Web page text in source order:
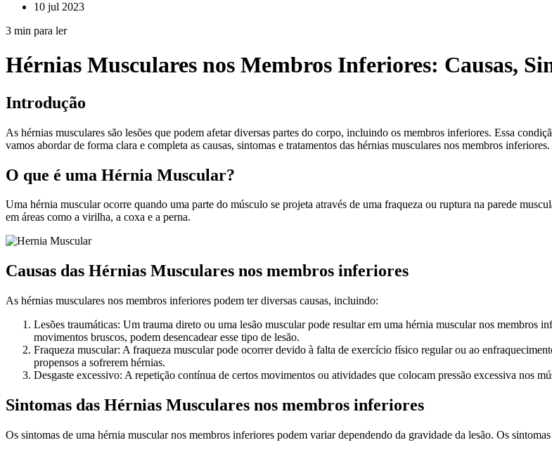
10 jul 2023
3 min para ler
Hérnias Musculares nos Membros Inferiores: Causas,
Introdução
As hérnias musculares são lesões que podem afetar diversas partes do corpo, incluindo os membros inferiores. Essa
vamos abordar de forma clara e completa as causas, sintomas e tratamentos das hérnias musculares nos membros
O que é uma Hérnia Muscular?
Uma hérnia muscular ocorre quando uma parte do músculo se projeta através de uma fraqueza ou ruptura na parede
em áreas como a virilha, a coxa e a perna.
Causas das Hérnias Musculares nos membros inferiores
As hérnias musculares nos membros inferiores podem ter diversas causas, incluindo:
Lesões traumáticas: Um trauma direto ou uma lesão muscular pode resultar em uma hérnia muscular nos membros
movimentos bruscos, podem desencadear esse tipo de lesão.
Fraqueza muscular: A fraqueza muscular pode ocorrer devido à falta de exercício físico regular ou ao
propensos a sofrerem hérnias.
Desgaste excessivo: A repetição contínua de certos movimentos ou atividades que colocam pressão excessiva nos
Sintomas das Hérnias Musculares nos membros inferiores
Os sintomas de uma hérnia muscular nos membros inferiores podem variar dependendo da gravidade da lesão. Os